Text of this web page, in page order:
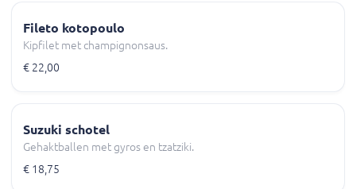
Fileto kotopoulo
Kipfilet met champignonsaus.
€ 22,00
Suzuki schotel
Gehaktballen met gyros en tzatziki.
€ 18,75